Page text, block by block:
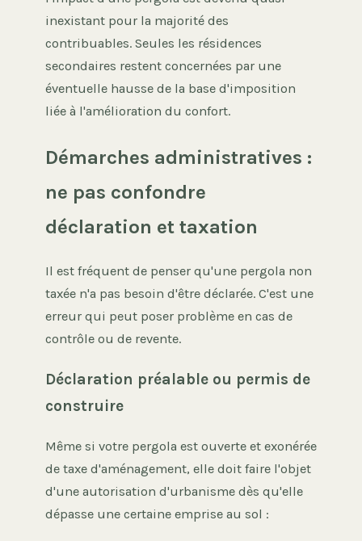
inexistant pour la majorité des
contribuables. Seules les résidences
secondaires restent concernées par une
éventuelle hausse de la base d'imposition
liée à l'amélioration du confort.
Démarches administratives :
ne pas confondre
déclaration et taxation
Il est fréquent de penser qu'une pergola non
taxée n'a pas besoin d'être déclarée. C'est une
erreur qui peut poser problème en cas de
contrôle ou de revente.
Déclaration préalable ou permis de
construire
Même si votre pergola est ouverte et exonérée
de taxe d'aménagement, elle doit faire l'objet
d'une autorisation d'urbanisme dès qu'elle
dépasse une certaine emprise au sol :